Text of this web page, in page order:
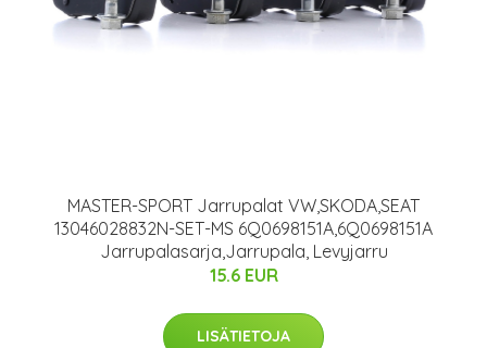
MASTER-SPORT Jarrupalat VW,SKODA,SEAT
13046028832N-SET-MS 6Q0698151A,6Q0698151A
Jarrupalasarja,Jarrupala, Levyjarru
15.6 EUR
LISÄTIETOJA